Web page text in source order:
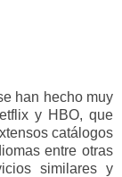
han hecho muy
y HBO, que
catálogos
entre otras
similares y